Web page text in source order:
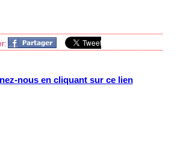
nous en cliquant sur ce lien